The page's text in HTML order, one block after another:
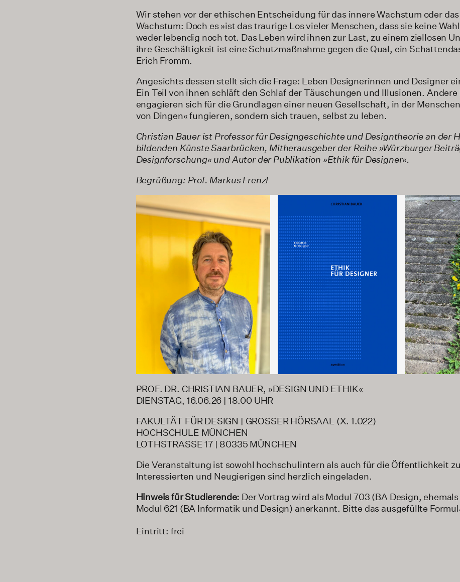
Wir stehen vor der ethischen Entscheidung für das innere Wachstum oder
Wachstum: Doch es »ist das traurige Los vieler Menschen, dass sie keine
weder lebendig noch tot. Das Leben wird ihnen zur Last, zu einem ziellosen
ihre Geschäftigkeit ist eine Schutzmaßnahme gegen die Qual, ein
Erich Fromm.
Angesichts dessen stellt sich die Frage: Leben Designerinnen und Designer
Ein Teil von ihnen schläft den Schlaf der Täuschungen und Illusionen. Andere
engagieren sich für die Grundlagen einer neuen Gesellschaft, in der
von Dingen« fungieren, sondern sich trauen, selbst zu leben.
Christian Bauer ist Professor für Designgeschichte und Designtheorie an der
bildenden Künste Saarbrücken, Mitherausgeber der Reihe »Würzburger
Designforschung« und Autor der Publikation »Ethik für Designer«.
Begrüßung: Prof. Markus Frenzl
PROF. DR. CHRISTIAN BAUER, »DESIGN UND ETHIK«
DIENSTAG, 16.06.26 | 18.00 UHR
FAKULTÄT FÜR DESIGN | GROSSER HÖRSAAL (X. 1.022)
HOCHSCHULE MÜNCHEN
LOTHSTRASSE 17 | 80335 MÜNCHEN
Die Veranstaltung ist sowohl hochschulintern als auch für die Öffentlichkeit
Interessierten und Neugierigen sind herzlich eingeladen.
Hinweis für Studierende: Der Vortrag wird als Modul 703 (BA Design,
Modul 621 (BA Informatik und Design) anerkannt. Bitte das ausgefüllte
Eintritt: frei